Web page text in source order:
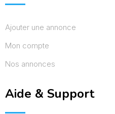
Ajouter une annonce
Mon compte
Nos annonces
Aide & Support